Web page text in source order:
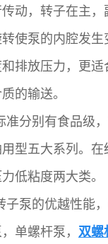
动，转子在主
使泵的内腔发
排放压力，更
的输送。
准分别有食品级
型五大系列。
低粘度两大类。
子泵的优越性能
单螺杆泵， 双螺